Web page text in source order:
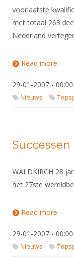
Bondsbureau
Medewerkers
Samenwerking
Formulieren
Nieuws
Witte Vlekkenplan
Overschrijven leden
Rolstoelschermen
Wedstrijdkalender
NK's
JPT
JEC
Nieuws
Aanvragen van
Verwerk
NK organiseren
Internationale
Internationale
Leraar
Voor
Nieuws
Tuchtzaken
Archief
Bibliotheek
ALV
Touché
voorlaatste
met totaal 263
Nederland
Read more
29-01-2007 - 00:00
Nieuws
WALDKIRCH 28
het 27ste
Read more
29-01-2007 - 00:00
Nieuws